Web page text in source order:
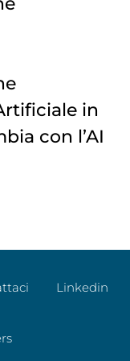
in
con l’AI
Linkedin